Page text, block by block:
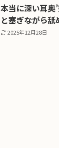
本当に深い耳奥
と塞ぎながら
2025年12月28日